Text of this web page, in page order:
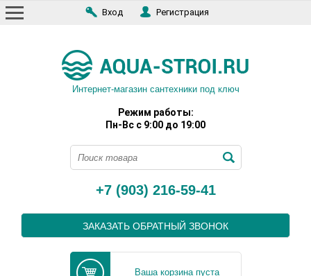
Вход Регистрация
Интернет-магазин сантехники под ключ
Режим работы:
Пн-Вс с 9:00 до 19:00
+7 (903) 216-59-41
ЗАКАЗАТЬ ОБРАТНЫЙ ЗВОНОК
Ваша корзина пуста